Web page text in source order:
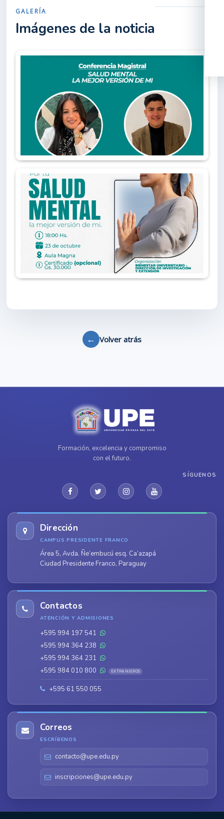
GALERÍA
Imágenes de la noticia
← Volver atrás
Formación, excelencia y compromiso
con el futuro.
SÍGUENOS
Dirección
CAMPUS PRESIDENTE FRANCO
Área 5, Avda. Ñe’embucú esq. Ca’azapá
Ciudad Presidente Franco, Paraguay
Contactos
ATENCIÓN Y ADMISIONES
+595 994 197 541
+595 994 364 238
+595 994 364 231
+595 984 010 800
EXTRANJEROS
+595 61 550 055
Correos
ESCRÍBENOS
contacto@upe.edu.py
inscripciones@upe.edu.py